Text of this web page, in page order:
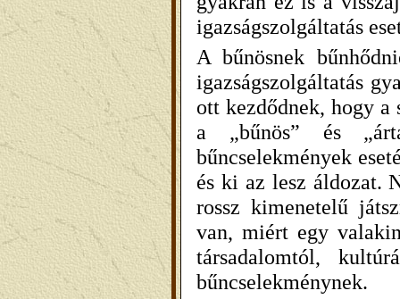
igazságszolgáltatás
A bűnösnek
igazságszolgáltatás
ott kezdődnek, hogy a
a „bűnös” és
bűncselekmények
és ki az lesz áldozat.
rossz kimenetelű
van, miért egy
társadalomtól,
bűncselekménynek.